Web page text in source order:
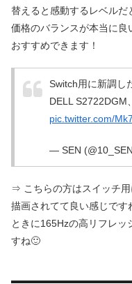
替えると感動するレベルだ
価格のバランスが本当に良
おすすめできます！
Switch用に新調し
DELL S2722DGM
pic.twitter.com/
— SEN
⇒ こちらの方はスイッチ
描画されてて良い感じです
ときに165Hzの高リフレ
すね🙂